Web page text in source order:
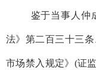
鉴于当事人仲
法》第二百三十三
市场禁入规定》(证